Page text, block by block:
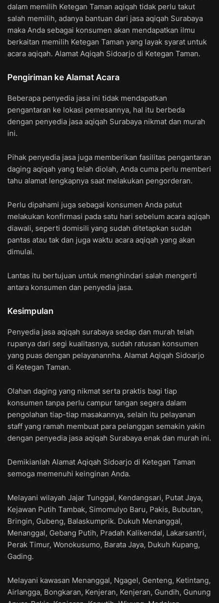
dalam memilih Ketegan Taman aqiqah tidak perlu takut
salah memilih, adanya bantuan dari jasa aqiqah Surabaya
maka Anda sebagai konsumen akan mendapatkan ilmu
berkaitan memilih Ketegan Taman yang layak syarat untuk
acara aqiqah. Alamat Aqiqah Sidoarjo di Ketegan Taman.
Pengiriman ke Alamat Acara
Beberapa penyedia jasa ini tidak mendapatkan
pengantaran ke lokasi pemesannya, hal itu berbeda
dengan penyedia jasa aqiqah Surabaya nikmat dan murah
ini.
Pihak penyedia jasa juga memberikan fasilitas pengantaran
daging aqiqah yang telah diolah, Anda cuma perlu memberi
tahu alamat lengkapnya saat melakukan pengorderan.
Perlu dipahami juga sebagai konsumen Anda patut
melakukan konfirmasi pada satu hari sebelum acara aqiqah
diawali, seperti domisili yang sudah ditetapkan sudah
pantas atau tak dan juga waktu acara aqiqah yang akan
dimulai.
Lantas itu bertujuan untuk menghindari salah mengerti
antara konsumen dan penyedia jasa.
Kesimpulan
Penyedia jasa aqiqah surabaya sedap dan murah telah
rupanya dari segi kualitasnya, sudah ratusan konsumen
yang puas dengan pelayanannha. Alamat Aqiqah Sidoarjo
di Ketegan Taman.
Olahan daging yang nikmat serta praktis bagi tiap
konsumen tanpa perlu campur tangan segera dalam
pengolahan tiap-tiap masakannya, selain itu pelayanan
staff yang ramah membuat para pelanggan semakin yakin
dengan penyedia jasa aqiqah Surabaya enak dan murah ini.
Demikianlah Alamat Aqiqah Sidoarjo di Ketegan Taman
semoga memenuhi keinginan Anda.
Melayani wilayah Jajar Tunggal, Kendangsari, Putat Jaya,
Kejawan Putih Tambak, Simomulyo Baru, Pakis, Bubutan,
Bringin, Gubeng, Balaskumprik. Dukuh Menanggal,
Menanggal, Gebang Putih, Pradah Kalikendal, Lakarsantri,
Perak Timur, Wonokusumo, Barata Jaya, Dukuh Kupang,
Gading.
Melayani kawasan Menanggal, Ngagel, Genteng, Ketintang,
Airlangga, Bongkaran, Kenjeran, Kenjeran, Gundih, Gunung